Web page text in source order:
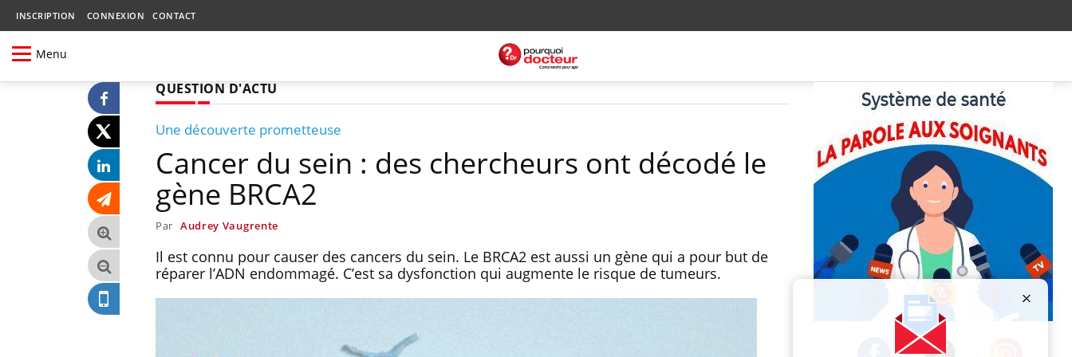
INSCRIPTION CONNEXION CONTACT
Menu
QUESTION D'ACTU
Une découverte prometteuse
Cancer du sein : des chercheurs ont décodé le
gène BRCA2
Par Audrey Vaugrente
Il est connu pour causer des cancers du sein. Le BRCA2 est aussi un gène qui a pour but de
réparer l’ADN endommagé. C’est sa dysfonction qui augmente le risque de tumeurs.